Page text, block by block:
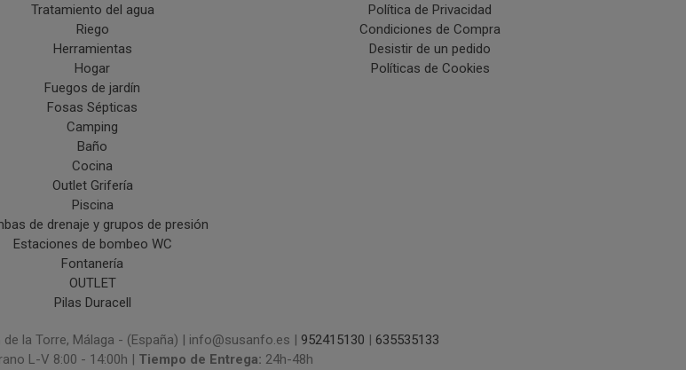
Tratamiento del agua
Riego
Herramientas
Hogar
Fuegos de jardín
Fosas Sépticas
Camping
Baño
Cocina
Outlet Grifería
Piscina
de drenaje y grupos de presión
Estaciones de bombeo WC
Fontanería
OUTLET
Pilas Duracell
Política de Privacidad
Condiciones de Compra
Desistir de un pedido
Políticas de Cookies
la Torre, Málaga - (España) | info@susanfo.es | 952415130 |635535133
L-V 8:00 - 14:00h | Tiempo de Entrega: 24h-48h